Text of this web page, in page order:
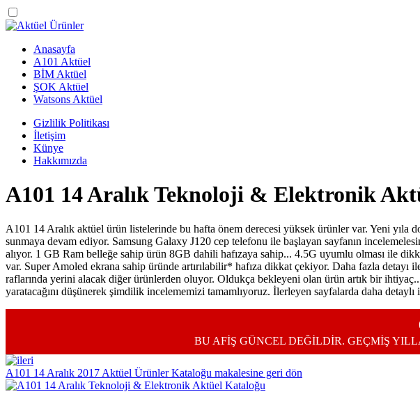
Anasayfa
A101 Aktüel
BİM Aktüel
ŞOK Aktüel
Watsons Aktüel
Gizlilik Politikası
İletişim
Künye
Hakkımızda
A101 14 Aralık Teknoloji & Elektronik
A101 14 Aralık aktüel ürün listelerinde bu hafta önem derecesi yüksek ürünler var. Yeni yıla
sunmaya devam ediyor. Samsung Galaxy J120 cep telefonu ile başlayan sayfanın
alıyor. 1 GB Ram belleğe sahip ürün 8GB dahili hafızaya sahip... 4.5G uyumlu olması ile
var. Super Amoled ekrana sahip üründe artırılabilir* hafıza dikkat çekiyor. Daha fazla
raflarında yerini alacak diğer ürünlerden oluyor. Oldukça bekleyeni olan ürün artık bir
yaratacağını düşünerek şimdilik incelememizi tamamlıyoruz. İlerleyen sayfalarda daha
BU AFİŞ GÜNCEL DEĞİLDİR. GEÇMİŞ
A101 14 Aralık 2017 Aktüel Ürünler Kataloğu makalesine geri dön